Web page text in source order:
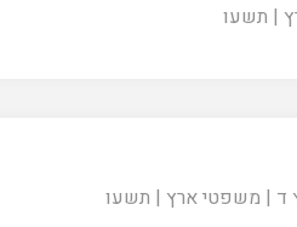
| תשעו
ד | משפטי ארץ | תשעו